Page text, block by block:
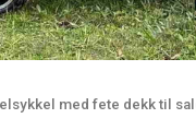
med fete dekk til